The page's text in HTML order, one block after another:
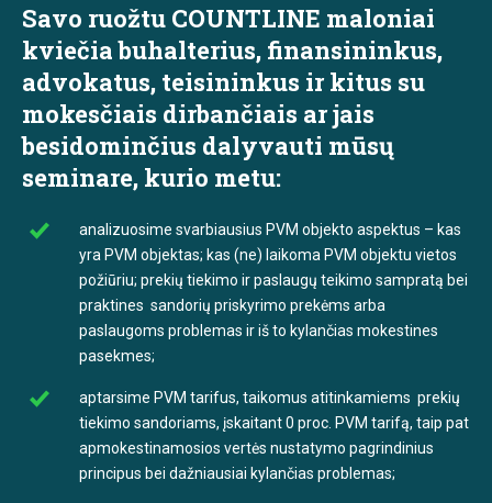
Savo ruožtu COUNTLINE maloniai
kviečia buhalterius, finansininkus,
advokatus, teisininkus ir kitus su
mokesčiais dirbančiais ar jais
besidominčius dalyvauti mūsų
seminare, kurio metu:
analizuosime svarbiausius PVM objekto aspektus – kas
yra PVM objektas; kas (ne) laikoma PVM objektu vietos
požiūriu; prekių tiekimo ir paslaugų teikimo sampratą bei
praktines sandorių priskyrimo prekėms arba
paslaugoms problemas ir iš to kylančias mokestines
pasekmes;
aptarsime PVM tarifus, taikomus atitinkamiems prekių
tiekimo sandoriams, įskaitant 0 proc. PVM tarifą, taip pat
apmokestinamosios vertės nustatymo pagrindinius
principus bei dažniausiai kylančias problemas;